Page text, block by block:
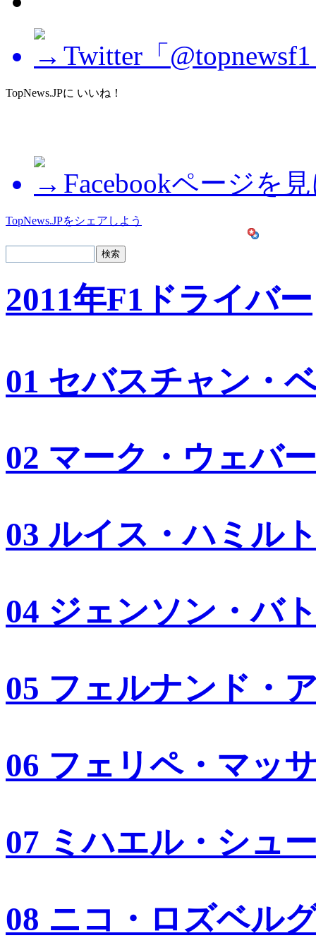
Twitter「
TopNews.JPに いいね！
Facebookページを
TopNews.JPをシェアしよう
2011年F1ドライバー
01 セバスチャン・
02 マーク・ウェバー
03 ルイス・ハミル
04 ジェンソン・バ
05 フェルナンド・
06 フェリペ・マッ
07 ミハエル・シュ
08 ニコ・ロズベル